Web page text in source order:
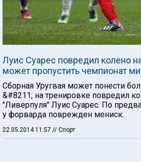
Луис Суарес повредил колено
может пропустить чемпионат
Сборная Уругвая может понести
&#8211; на тренировке повредил
"Ливерпуля" Луис Суарес. По
у форварда поврежден мениск.
22.05.2014 11:57 // Спорт